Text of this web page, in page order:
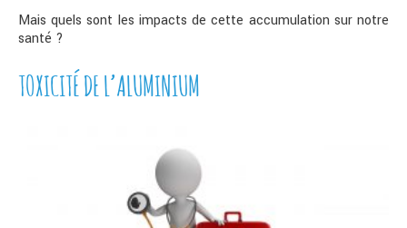
Mais quels sont les impacts de cette accumulation sur notre
santé ?
TOXICITÉ DE L’ALUMINIUM